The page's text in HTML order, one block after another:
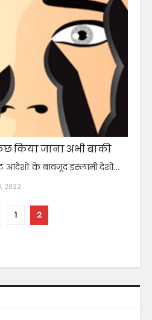
किया जाना अभी बाकी
आदेशों के बावजूद इस्लामी देशों...
2022
1 2